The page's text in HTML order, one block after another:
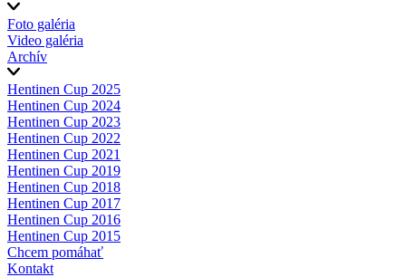
Foto galéria
Video galéria
Archív
Hentinen Cup 2025
Hentinen Cup 2024
Hentinen Cup 2023
Hentinen Cup 2022
Hentinen Cup 2021
Hentinen Cup 2019
Hentinen Cup 2018
Hentinen Cup 2017
Hentinen Cup 2016
Hentinen Cup 2015
Chcem pomáhať
Kontakt